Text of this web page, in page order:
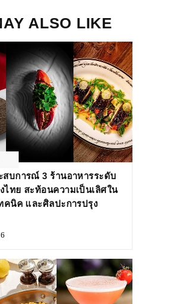
ALSO LIKE
สบการณ์ 3 ร้านอาหารระดับ
ไทย สะท้อนความเป็นเลิศใน
คนิค และศิลปะการปรุง